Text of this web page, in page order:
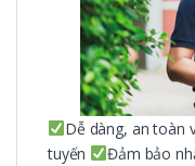
Dễ dàng, an toàn
tuyến
Đảm bảo